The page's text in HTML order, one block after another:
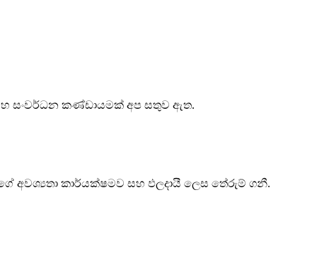
සංවර්ධන කණ්ඩායමක් අප සතුව ඇත.
අවශ්‍යතා කාර්යක්ෂමව සහ ඵලදායී ලෙස තේරුම් ගනී.